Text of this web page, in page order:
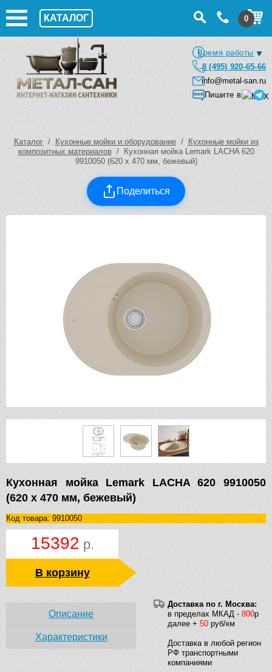
КАТАЛОГ 0
Время работы
8 (495) 920-65-66
info@metal-san.ru
Пишите в
Каталог/ Кухонные мойки и оборудование/
Кухонные мойки из
композитных материалов/ Кухонная мойка Lemark LACHA 620
9910050 (620 х 470 мм, бежевый)
Поделиться
Кухонная мойка Lemark LACHA 620 9910050
(620 х 470 мм, бежевый)
Код товара: 9910050
15392 р.
В корзину
Доставка по г. Москва:
в пределах МКАД - 800р
далее + 50 руб/км
Доставка в любой регион
РФ транспортными
компаниями
Описание
Характеристики